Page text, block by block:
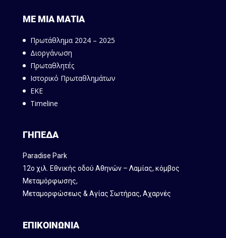
ΜΕ ΜΙΑ ΜΑΤΙΑ
Πρωτάθλημα 2024 – 2025
Διοργάνωση
Πρωταθλητές
Ιστορικό Πρωταθλημάτων
ΕΚΕ
Timeline
ΓΗΠΕΔΑ
Paradise Park
12ο χιλ. Εθνικής οδού Αθηνών – Λαμίας, κόμβος
Mεταμόρφωσης,
Μεταμορφώσεως & Αγίας Σωτήρας, Αχαρνές
ΕΠΙΚΟΙΝΩΝΙΑ